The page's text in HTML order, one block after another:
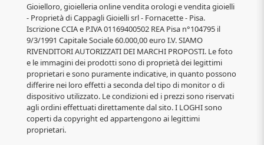
Gioielloro, gioielleria online vendita orologi e vendita gioielli
- Proprietà di Cappagli Gioielli srl - Fornacette - Pisa.
Iscrizione CCIA e P.IVA 01169400502 REA Pisa n°104795 il
9/3/1991 Capitale Sociale 60.000,00 euro I.V. SIAMO
RIVENDITORI AUTORIZZATI DEI MARCHI PROPOSTI. Le foto
e le immagini dei prodotti sono di proprietà dei legittimi
proprietari e sono puramente indicative, in quanto possono
differire nei loro effetti a seconda del tipo di monitor o di
dispositivo utilizzato. Le condizioni ed i prezzi sono riservati
agli ordini effettuati direttamente dal sito. I LOGHI sono
coperti da copyright ed appartengono ai legittimi
proprietari.